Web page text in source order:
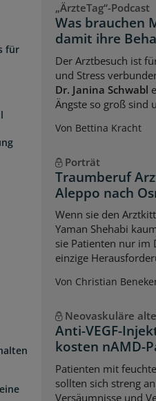
für
„ÄrzteTag“-Podcast
Was brauchen
damit ihre
Der Arztbesuch ist
und Stress
Dr. Janina Schwabl
Ängste so groß sind
Von Bettina Kracht
Porträt
Traumberuf
Aleppo nach
Wenn sie den
Yaman Shehabi
sie Patienten nur im
einzige
Von Christian
Neovaskuläre
Anti-VEGF-
kosten nAMD-
Patienten mit
sollten sich streng
Versäumnisse und